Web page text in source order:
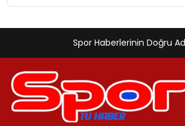
Spor Haberlerinin Doğru